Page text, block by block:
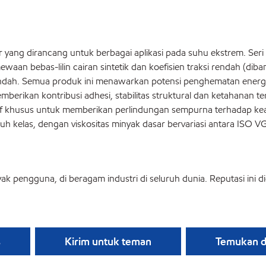
dirancang untuk berbagai aplikasi pada suhu ekstrem.
bebas-lilin cairan sintetik dan koefisien traksi rendah
Semua produk ini menawarkan potensi penghematan
kontribusi adhesi, stabilitas struktural dan ketahanan
untuk memberikan perlindungan sempurna terhadap
kelas, dengan viskositas minyak dasar bervariasi antara ISO
pengguna, di beragam industri di seluruh dunia. Reputasi ini
Kirim untuk teman Temukan